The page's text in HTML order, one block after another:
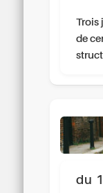
Trois
de
du